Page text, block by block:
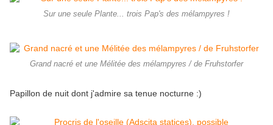
Sur une seule Plante... trois Pap's des mélampyres !
Grand nacré et une Mélitée des mélampyres / de Fruhstorfer
Papillon de nuit dont j'admire sa tenue nocturne :)